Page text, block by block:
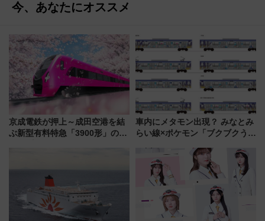
今、あなたにオススメ
京成電鉄が押上～成田空港を結
ぶ新型有料特急「3900形」のコ
車内にメタモン出現？ みなとみ
らい線×ポケモン「ブクブクうみ
行開始に！ この夏は直通列車で
横浜へ！